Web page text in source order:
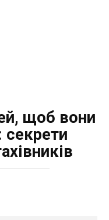
щоб вони
секрети